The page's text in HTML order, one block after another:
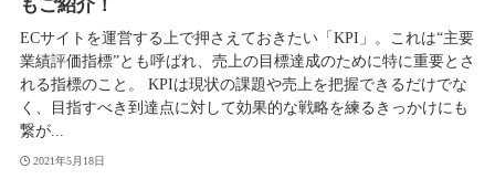
もご紹介！
ECサイトを運営する上で押さえておきたい「KPI」。これは“主要
業績評価指標”とも呼ばれ、売上の目標達成のために特に重要とさ
れる指標のこと。 KPIは現状の課題や売上を把握できるだけでな
く、目指すべき到達点に対して効果的な戦略を練るきっかけにも
繋が...
2021年5月18日